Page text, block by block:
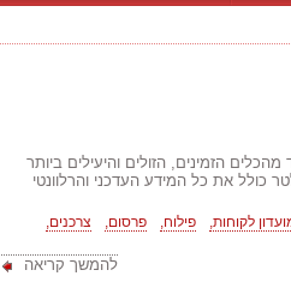
הזמינים, הזולים והיעילים ביותר
כולל את כל המידע העדכני והרלוונטי
לקוחות, פילוח, פרסום,
צרכנים,
להמשך קריאה